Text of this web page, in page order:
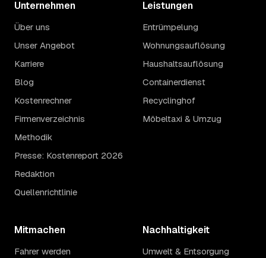
Unternehmen
Über uns
Unser Angebot
Karriere
Blog
Kostenrechner
Firmenverzeichnis
Methodik
Presse: Kostenreport 2026
Redaktion
Quellenrichtlinie
Leistungen
Entrümpelung
Wohnungsauflösung
Haushaltsauflösung
Containerdienst
Recyclinghof
Möbeltaxi & Umzug
Mitmachen
Fahrer werden
Nachhaltigkeit
Umwelt & Entsorgung